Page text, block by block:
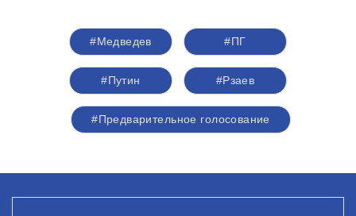
#Медведев #ПГ
#Путин #Рзаев
#Предварительное голосование